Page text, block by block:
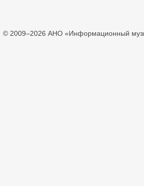
© 2009–2026 АНО «Информационный